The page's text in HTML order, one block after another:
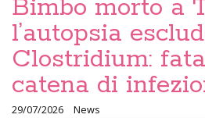
Bimbo morto a
l’autopsia
Clostridium:
catena di
29/07/2026
News